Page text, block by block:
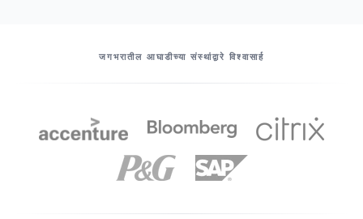
जगभरातील आघाडीच्या संस्थांद्वारे विश्वासार्ह